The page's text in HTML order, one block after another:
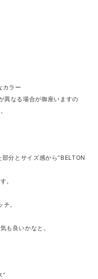
カラー
異なる場合が御座いますの
分とサイズ感から“BELTON
。
。
も良いかなと。
“